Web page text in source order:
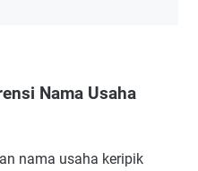
Nama Usaha
nama usaha keripik